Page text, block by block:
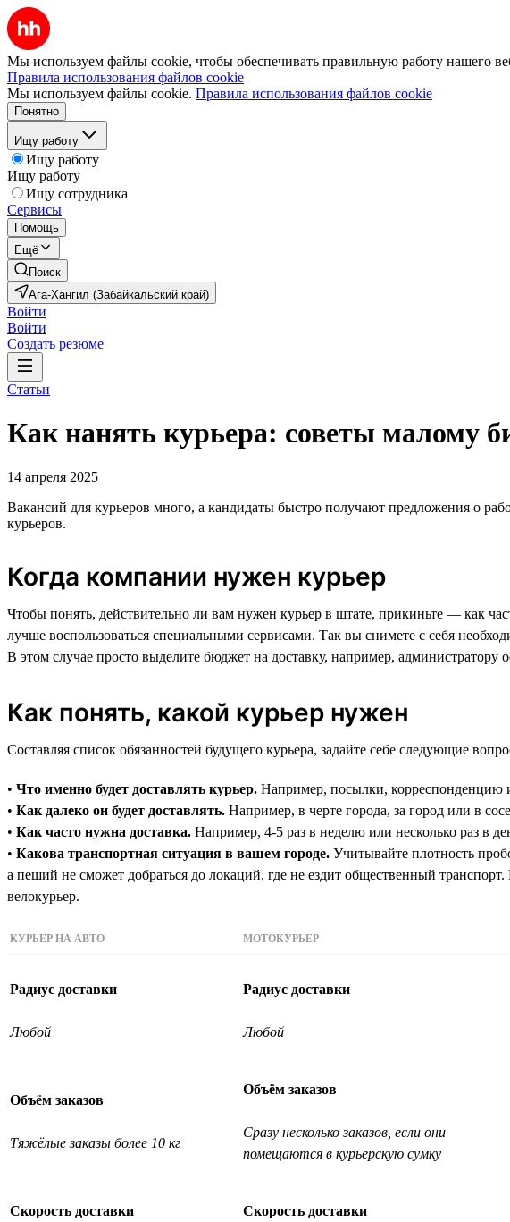
Мы используем файлы cookie, чтобы обеспечивать правильную работу нашего
Правила использования файлов cookie
Мы используем файлы cookie. Правила использования файлов cookie
Понятно
Ищу работу
Ищу работу
Ищу работу
Ищу сотрудника
Сервисы
Помощь
Ещё
Поиск
Ага-Хангил (Забайкальский край)
Войти
Войти
Создать резюме
Статьи
Как нанять курьера: советы малому
14 апреля 2025
Вакансий для курьеров много, а кандидаты быстро получают предложения о
курьеров.
Когда компании нужен курьер
Чтобы понять, действительно ли вам нужен курьер в штате, прикиньте — как
лучше воспользоваться специальными сервисами. Так вы снимете с себя
В этом случае просто выделите бюджет на доставку, например,
Как понять, какой курьер нужен
Составляя список обязанностей будущего курьера, задайте себе следующие
• Что именно будет доставлять курьер. Например, посылки, корреспонденцию
• Как далеко он будет доставлять. Например, в черте города, за город или в
• Как часто нужна доставка. Например, 4-5 раз в неделю или несколько раз в
• Какова транспортная ситуация в вашем городе. Учитывайте плотность
а пеший не сможет добраться до локаций, где не ездит общественный
велокурьер.
КУРЬЕР НА АВТО МОТОКУРЬЕР
Радиус доставки
Любой
Радиус доставки
Любой
Объём заказов
Тяжёлые заказы более 10 кг
Объём заказов
Сразу несколько заказов, если они
помещаются в курьерскую сумку
Скорость доставки Скорость доставки